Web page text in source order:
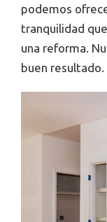
podemos
tranquilidad
una reforma.
buen resultado.